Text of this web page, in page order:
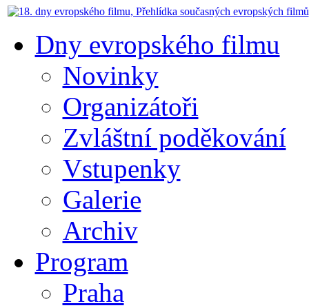
Dny evropského filmu
Novinky
Organizátoři
Zvláštní poděkování
Vstupenky
Galerie
Archiv
Program
Praha